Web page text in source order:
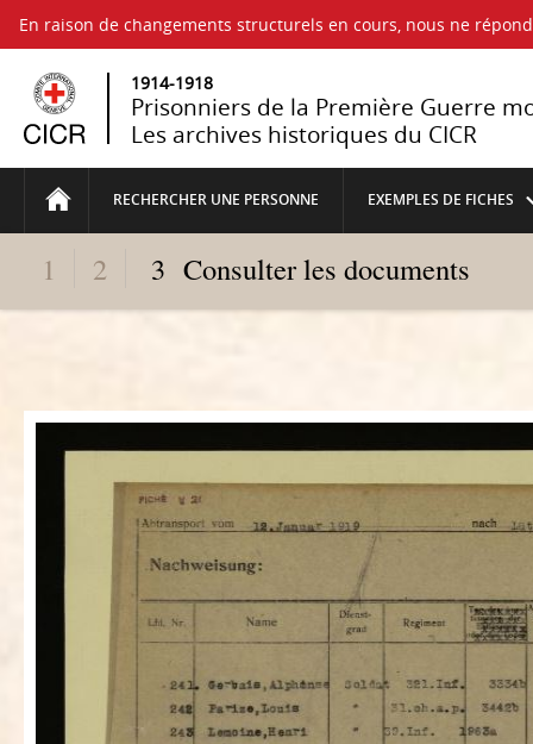
En raison de changements structurels en cours, nous ne
1914-1918
Prisonniers de la Première Guerre
Les archives historiques du CICR
RECHERCHER UNE PERSONNE EXEMPLES DE FICHES
1 2 3 Consulter les documents